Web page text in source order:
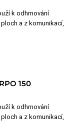
k odhrnování
a z komunikací,
150
k odhrnování
a z komunikací,